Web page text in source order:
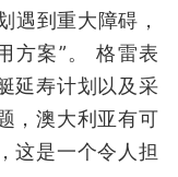
遇到重大障碍，
方案”。 格雷表
延寿计划以及采
，澳大利亚有可
这是一个令人担